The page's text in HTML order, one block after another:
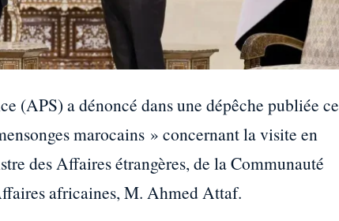
(APS) a dénoncé dans une dépêche publiée ce
marocains » concernant la visite en
des Affaires étrangères, de la Communauté
africaines, M. Ahmed Attaf.